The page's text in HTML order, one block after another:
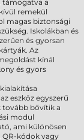
támogatva a
remekül
magas biztonsági
Iskolákban és
és gyorsan
Az
kínál
és gyors
eszköz egyszerű
tovább bővítik a
modul
ami különösen
kódok vagy